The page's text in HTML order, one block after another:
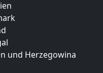
und Herzegowina